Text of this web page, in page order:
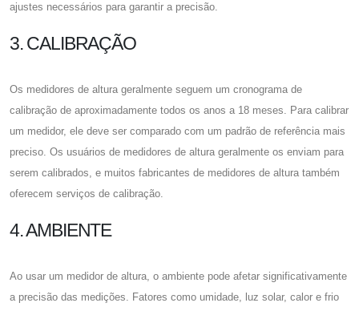
ajustes necessários para garantir a precisão.
3. CALIBRAÇÃO
Os medidores de altura geralmente seguem um cronograma de
calibração de aproximadamente todos os anos a 18 meses. Para calibrar
um medidor, ele deve ser comparado com um padrão de referência mais
preciso. Os usuários de medidores de altura geralmente os enviam para
serem calibrados, e muitos fabricantes de medidores de altura também
oferecem serviços de calibração.
4. AMBIENTE
Ao usar um medidor de altura, o ambiente pode afetar significativamente
a precisão das medições. Fatores como umidade, luz solar, calor e frio